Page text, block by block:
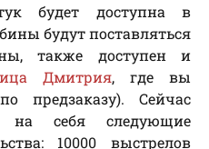
будет доступна в
будут поставляться
также доступен и
Дмитрия, где вы
предзаказу). Сейчас
на себя следующие
10000 выстрелов